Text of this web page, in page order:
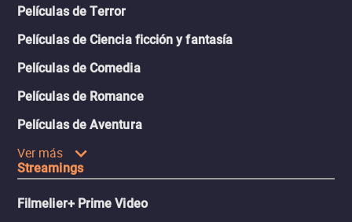
Películas de Terror
Películas de Ciencia ficción y fantasía
Películas de Comedia
Películas de Romance
Películas de Aventura
Ver más
Streamings
Filmelier+ Prime Video